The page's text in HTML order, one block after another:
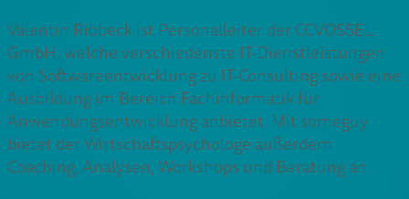
Valentin Ribbeck ist Personalleiter der CCVOSSEL
GmbH, welche verschiedenste IT-Dienstleistungen
von Softwareentwicklung zu IT-Consulting sowie eine
Ausbildung im Bereich Fachinformatik für
Anwendungsentwicklung anbietet. Mit someguy
bietet der Wirtschaftspsychologe außerdem
Coaching, Analysen, Workshops und Beratung an.